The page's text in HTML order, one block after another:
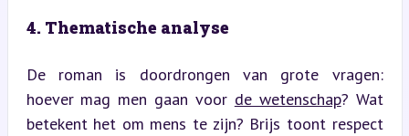
4. Thematische analyse
De roman is doordrongen van grote vragen:
hoever mag men gaan voor de wetenschap? Wat
betekent het om mens te zijn? Brijs toont respect